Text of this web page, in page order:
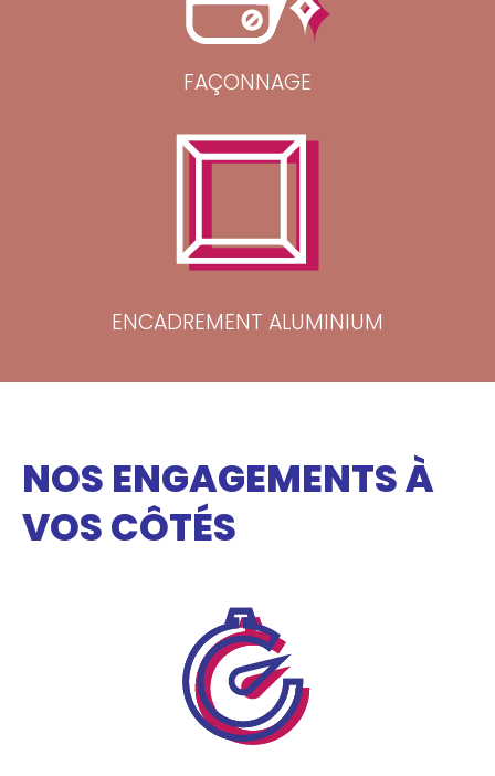
FAÇONNAGE
ENCADREMENT ALUMINIUM
NOS ENGAGEMENTS À
VOS CÔTÉS